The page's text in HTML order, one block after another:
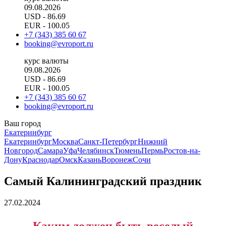
09.08.2026
USD - 86.69
EUR - 100.05
+7 (343) 385 60 67
booking@evroport.ru
курс валюты
09.08.2026
USD - 86.69
EUR - 100.05
+7 (343) 385 60 67
booking@evroport.ru
Ваш город
Екатеринбург
ЕкатеринбургМоскваСанкт-ПетербургНижний
НовгородСамараУфаЧелябинскТюменьПермьРостов-на-
ДонуКраснодарОмскКазаньВоронежСочи
Самый Калининградский праздник
27.02.2024